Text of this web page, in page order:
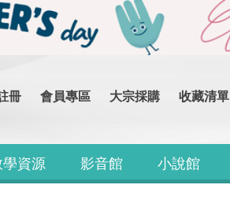
冊 會員專區 大宗採購 收藏清單
學資源 影音館 小說館